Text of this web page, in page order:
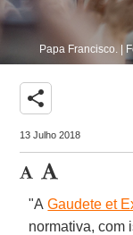
Papa Francisco. |
share
13 Julho 2018
"AGaudete et
normativa, com